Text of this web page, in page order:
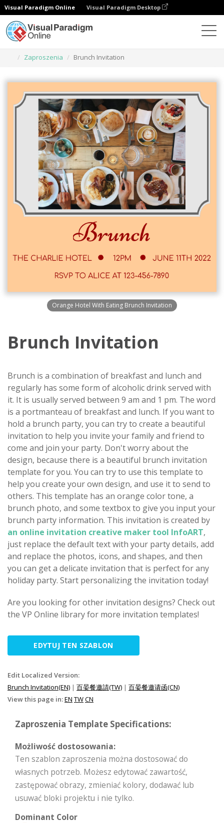
Visual Paradigm Online Visual Paradigm Desktop
Zaproszenia
Brunch Invitation
Orange Hotel With Eating Brunch Invitation
Brunch Invitation
Brunch is a combination of breakfast and lunch and
regularly has some form of alcoholic drink served with
it. It is usually served between 9 am and 1 pm. The word
is a portmanteau of breakfast and lunch. If you want to
hold a brunch party, you can try to create a beautiful
invitation to help you invite your family and friend to
come and join your party. Don't worry about the
design, because there is a beautiful brunch invitation
template for you. You can try to use this template to
help you create your own design, and use it to send to
others. This template has an orange color tone, a
brunch photo, and some textbox to give you input your
brunch party information. This invitation is created by
an online invitation creative maker tool InfoART,
just replace the default text with your party details, add
and replace the photos, icons, and shapes, and then
you can get a delicate invitation that is perfect for any
holiday party. Start personalizing the invitation today!
Are you looking for other invitation designs? Check out
the VP Online library for more invitation templates!
EDYTUJ TEN SZABLON
Edit Localized Version:
Brunch Invitation(EN) | 百晏餐邀請(TW) | 百晏餐邀请函(CN)
View this page in:EN TWCN
Zaproszenia Template Specifications:
Możliwość dostosowania:
Ten szablon zaproszenia można dostosować do
własnych potrzeb. Możesz edytować zawartość,
zastępować obrazy, zmieniać kolory, dodawać lub
usuwać bloki projektu i nie tylko.
Dominant Color